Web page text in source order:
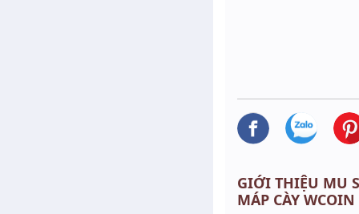
GIỚI THIỆU MU
MÁP CÀY WCOIN